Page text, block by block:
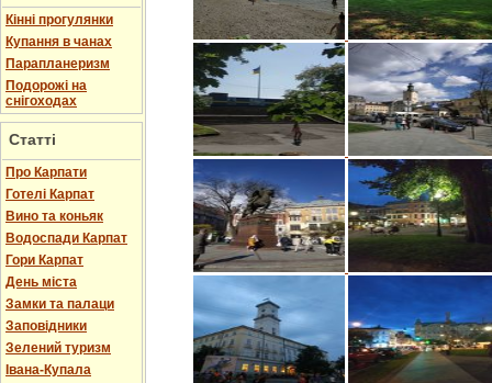
Кінні прогулянки
Купання в чанах
Парапланеризм
Подорожі на
снігоходах
Статті
Про Карпати
Готелі Карпат
Вино та коньяк
Водоспади Карпат
Гори Карпат
День міста
Замки та палаци
Заповідники
Зелений туризм
Івана-Купала